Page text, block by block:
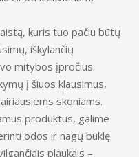
kuris tuo pačiu būtų
iškylančių
mitybos įpročius.
į šiuos klausimus,
skoniams.
produktus, galime
odos ir nagų būklę
plaukais –